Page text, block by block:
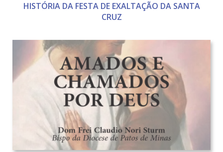
HISTÓRIA DA FESTA DE EXALTAÇÃO DA SANTA
CRUZ